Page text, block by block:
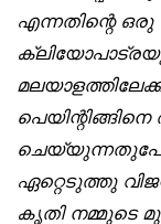
എന്നതിന്റെ
ഏറ്റെടുത്തു
കൃതി നമ്മുടെ